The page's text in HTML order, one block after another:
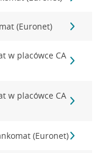
(Euronet)
w placówce CA
w placówce CA
(Euronet)